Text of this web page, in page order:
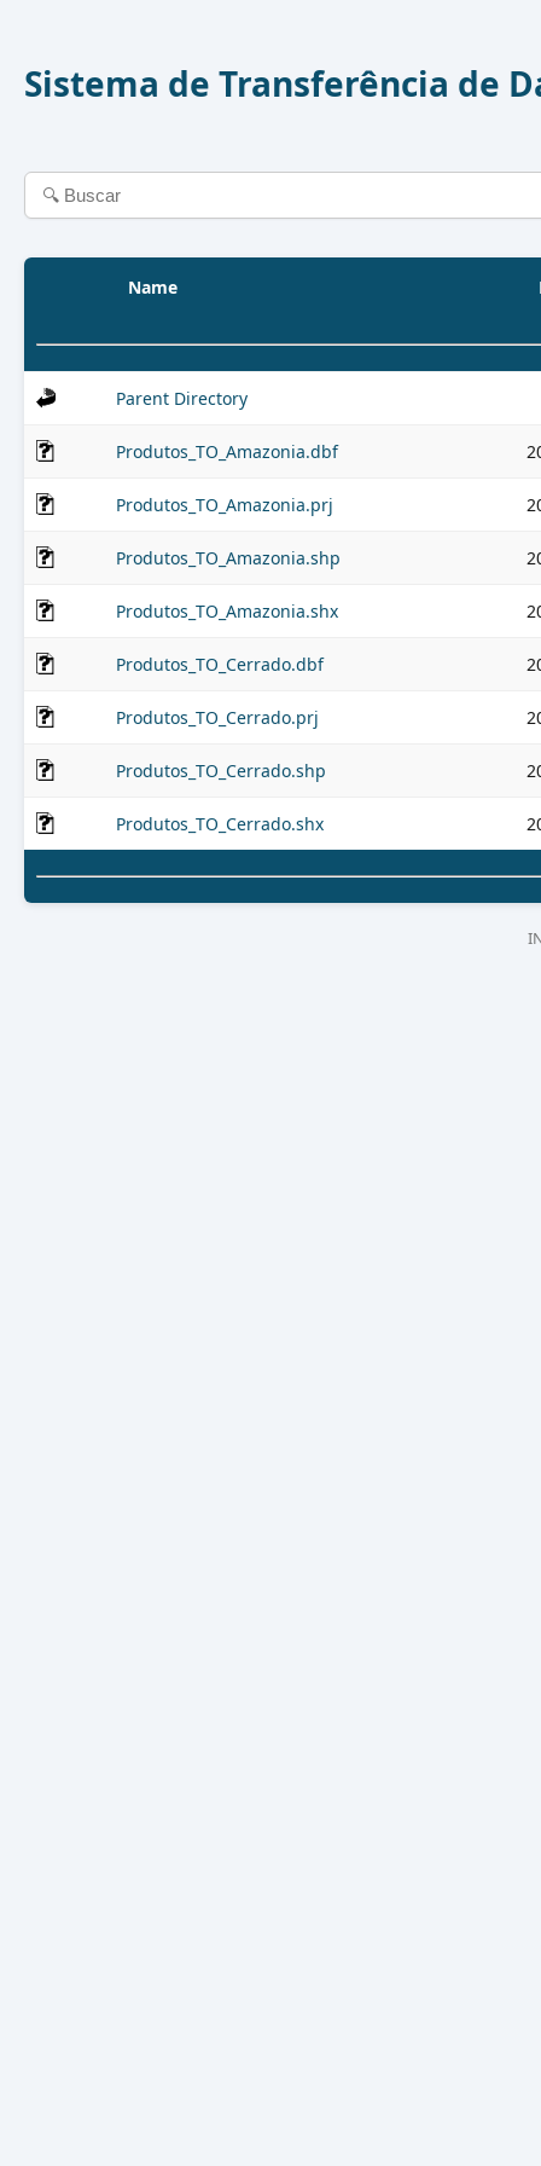
Sistema de Transferência de
Name
Parent Directory
Produtos_TO_Amazonia.dbf
Produtos_TO_Amazonia.prj
Produtos_TO_Amazonia.shp
Produtos_TO_Amazonia.shx
Produtos_TO_Cerrado.dbf
Produtos_TO_Cerrado.prj
Produtos_TO_Cerrado.shp
Produtos_TO_Cerrado.shx